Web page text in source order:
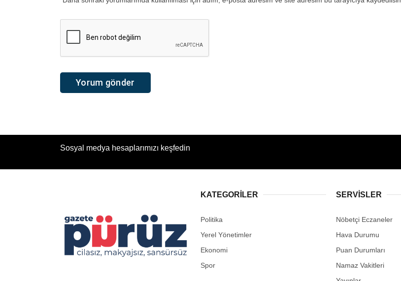
Sosyal medya hesaplarımızı keşfedin
KATEGORİLER
Politika
Yerel Yönetimler
Ekonomi
Spor
SERVİSLER
Nöbetçi Eczaneler
Hava Durumu
Puan Durumları
Namaz Vakitleri